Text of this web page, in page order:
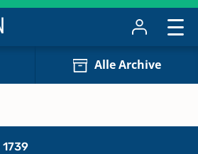
Alle Archive